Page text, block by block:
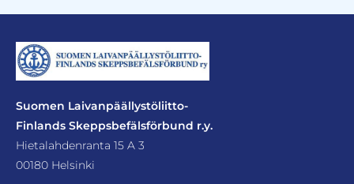
Suomen Laivanpäällystöliitto-
Finlands Skeppsbefälsförbund r.y.
Hietalahdenranta 15 A 3
00180 Helsinki